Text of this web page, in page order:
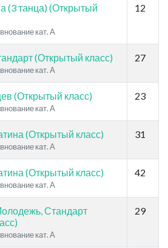
(3 танца) (Открытый
кат. A
12
(Открытый класс)
кат. A
27
(Открытый класс)
кат. A
23
(Открытый класс)
кат. A
31
(Открытый класс)
кат. A
42
Стандарт
кат. A
29